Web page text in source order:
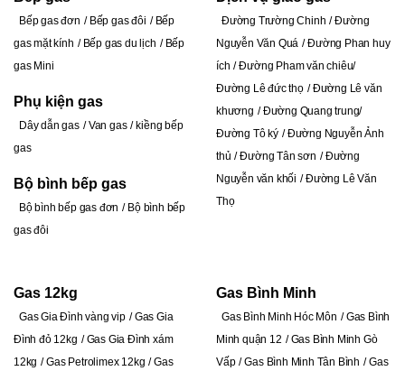
Bếp gas đơn Bếp gas đôi
Bếp
gas mặt kính
Bếp gas du lịch
Bếp
gas Mini
Phụ kiện gas
Dây dẫn gas Van gas
kiềng bếp
gas
Bộ bình bếp gas
Bộ bình bếp gas đơn
Bộ bình bếp
gas đôi
Đường Trường Chinh Đường
Nguyễn Văn Quá
Đường Phan huy
ích
Đường Pham văn chiêu
Đường Lê đức thọ
Đường Lê văn
khương
Đường Quang trung
Đường Tô ký
Đường Nguyễn Ảnh
thủ
Đường Tân sơn
Đường
Nguyễn văn khối
Đường Lê Văn
Thọ
Gas 12kg
Gas Gia Đình vàng vip
Gas Gia
Đình đỏ 12kg
Gas Gia Đình xám
12kg
Gas Petrolimex 12kg
Gas
Gas Bình Minh
Gas Bình Minh Hóc Môn
Gas Bình
Minh quận 12
Gas Bình Minh Gò
Vấp
Gas Bình Minh Tân Bình
Gas